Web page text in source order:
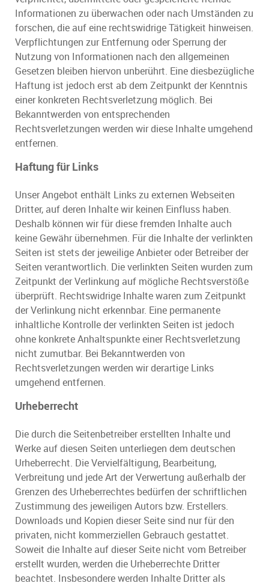
Informationen zu überwachen oder nach Umständen zu
forschen, die auf eine rechtswidrige Tätigkeit hinweisen.
Verpflichtungen zur Entfernung oder Sperrung der
Nutzung von Informationen nach den allgemeinen
Gesetzen bleiben hiervon unberührt. Eine diesbezügliche
Haftung ist jedoch erst ab dem Zeitpunkt der Kenntnis
einer konkreten Rechtsverletzung möglich. Bei
Bekanntwerden von entsprechenden
Rechtsverletzungen werden wir diese Inhalte umgehend
entfernen.
Haftung für Links
Unser Angebot enthält Links zu externen Webseiten
Dritter, auf deren Inhalte wir keinen Einfluss haben.
Deshalb können wir für diese fremden Inhalte auch
keine Gewähr übernehmen. Für die Inhalte der verlinkten
Seiten ist stets der jeweilige Anbieter oder Betreiber der
Seiten verantwortlich. Die verlinkten Seiten wurden zum
Zeitpunkt der Verlinkung auf mögliche Rechtsverstöße
überprüft. Rechtswidrige Inhalte waren zum Zeitpunkt
der Verlinkung nicht erkennbar. Eine permanente
inhaltliche Kontrolle der verlinkten Seiten ist jedoch
ohne konkrete Anhaltspunkte einer Rechtsverletzung
nicht zumutbar. Bei Bekanntwerden von
Rechtsverletzungen werden wir derartige Links
umgehend entfernen.
Urheberrecht
Die durch die Seitenbetreiber erstellten Inhalte und
Werke auf diesen Seiten unterliegen dem deutschen
Urheberrecht. Die Vervielfältigung, Bearbeitung,
Verbreitung und jede Art der Verwertung außerhalb der
Grenzen des Urheberrechtes bedürfen der schriftlichen
Zustimmung des jeweiligen Autors bzw. Erstellers.
Downloads und Kopien dieser Seite sind nur für den
privaten, nicht kommerziellen Gebrauch gestattet.
Soweit die Inhalte auf dieser Seite nicht vom Betreiber
erstellt wurden, werden die Urheberrechte Dritter
beachtet. Insbesondere werden Inhalte Dritter als